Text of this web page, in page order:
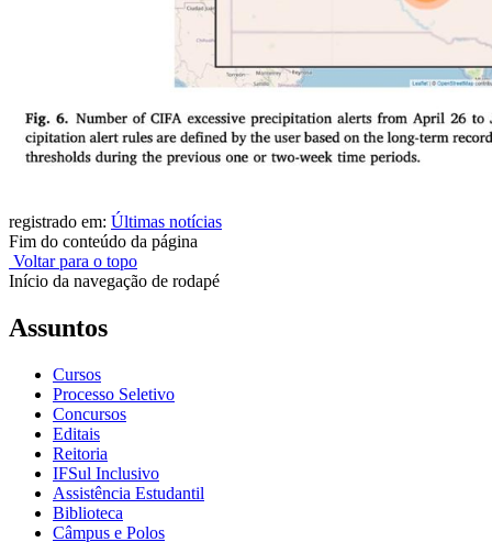
registrado em: Últimas notícias
Fim do conteúdo da página
Voltar para o topo
Início da navegação de rodapé
Assuntos
Cursos
Processo Seletivo
Concursos
Editais
Reitoria
IFSul Inclusivo
Assistência Estudantil
Biblioteca
Câmpus e Polos